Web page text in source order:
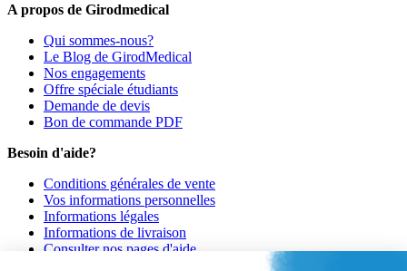
A propos de Girodmedical
Qui sommes-nous?
Le Blog de GirodMedical
Nos engagements
Offre spéciale étudiants
Demande de devis
Bon de commande PDF
Besoin d'aide?
Conditions générales de vente
Vos informations personnelles
Informations légales
Informations de livraison
Consulter nos pages d'aide